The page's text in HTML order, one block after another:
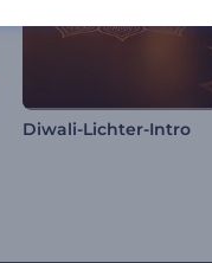
Diwali-Lichter-Intro